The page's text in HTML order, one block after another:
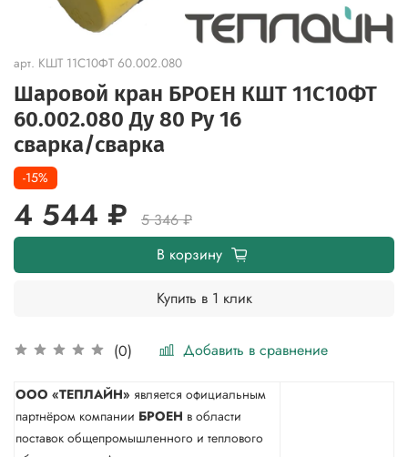
арт. КШТ 11С10ФТ 60.002.080
Шаровой кран БРОЕН КШТ 11С10ФТ
60.002.080 Ду 80 Ру 16
сварка/cварка
(0) Добавить в сравнение
-15%
4 544 ₽
5 346 ₽
В корзину
Купить в 1 клик
ООО «ТЕПЛАЙН» является официальным
партнёром компании БРОЕН в области
поставок общепромышленного и теплового